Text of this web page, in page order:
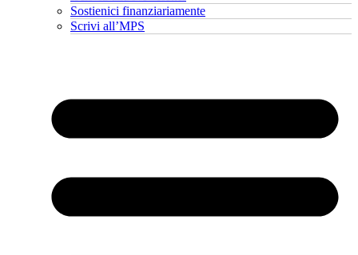
Sostienici finanziariamente
Scrivi all’MPS